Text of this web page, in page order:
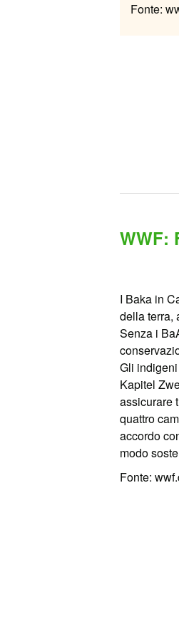
Fonte:
WWF:
I Baka in
della terra,
Senza i
Gli
Kapitel
assicurare
quattro
accordo
modo
Fonte: